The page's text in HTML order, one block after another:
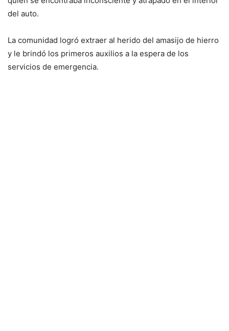
del auto.
La comunidad logró extraer al herido del amasijo de hierro
y le brindó los primeros auxilios a la espera de los
servicios de emergencia.